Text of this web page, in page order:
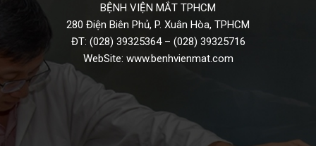
BỆNH VIỆN MẮT TPHCM
280 Điện Biên Phủ, P. Xuân Hòa, TPHCM
ĐT: (028) 39325364– (028) 39325716
WebSite: www.benhvienmat.com